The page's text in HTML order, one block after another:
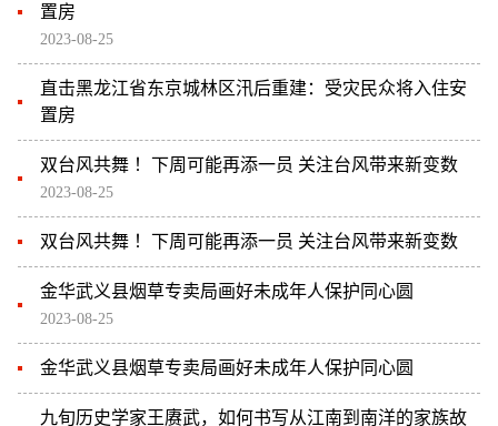
置房
2023-08-25
直击黑龙江省东京城林区汛后重建：受灾民众将入住安
置房
双台风共舞 ！下周可能再添一员 关注台风带来新变数
2023-08-25
双台风共舞 ！下周可能再添一员 关注台风带来新变数
金华武义县烟草专卖局画好未成年人保护同心圆
2023-08-25
金华武义县烟草专卖局画好未成年人保护同心圆
九旬历史学家王赓武，如何书写从江南到南洋的家族故